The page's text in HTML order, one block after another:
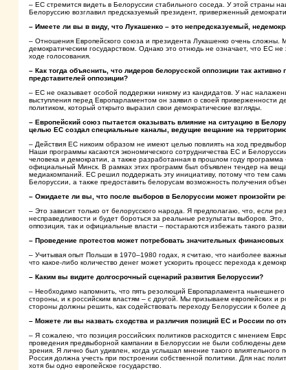
– ЕС стремится видеть в Белоруссии стабильного соседа. У этой страны
Белоруссию возглавил предсказуемый президент, приверженный
– Имеете ли вы в виду, что Лукашенко – это непредсказуемый,
– Отношения Европейского союза и президента Лукашенко очень
демократическим государством. Однако это отнюдь не означает, что ЕС
ходе голосования.
– Как тогда объяснить, что лидеров белорусской оппозиции так
представителей оппозиции?
– ЕС не оказывает особой поддержки никому из кандидатов. У нас
выступления перед Европарламентом он заявил о своей приверженности
политиком, который открыто выразил свои демократические взгляды.
– Европейский союз пытается оказывать влияние на ситуацию в
целью ЕС создал специальные каналы, ведущие вещание на
– Действия ЕС никоим образом не имеют целью повлиять на ход
Наши программы касаются экономического сотрудничества ЕС и
человека и демократии, а также разработанная в прошлом году
официальный Минск. В рамках этих программ был объявлен тендер на
медиакомпаний. ЕС решил поддержать эту инициативу, потому что тем
Белоруссии, а также предоставить белорусам возможность получения
– Ожидаете ли вы, что после выборов в Белоруссии может произойти
– Это зависит только от белорусского народа. Я предполагаю, что, если
несправедливости и будет бороться за реальные результаты выборов.
оппозиция, так и официальные власти – постараются избежать такого
– Проведение протестов может потребовать значительных
– Учитывая опыт Польши в 1970–1980 годах, я считаю, что наиболее
что какое-либо количество денег может ускорить процесс перехода к
– Каким вы видите долгосрочный сценарий развития Белоруссии?
– Необходимо напомнить, что пять резолюций Европарламента
стороны, и к российским властям – с другой. Мы призываем европейских и
стороны должны решить, как содействовать переходу Белоруссии к более
– Можете ли вы назвать сходства и различия позиций ЕС и России по
– Я сожалею, что позиция российских политиков расходится с мнением
проведения предвыборной кампании в Белоруссии не были соблюдены
зрения. Я лично был удивлен, когда услышал мнение такого влиятельного
Россия должна учесть при построении собственной политики. Для нас
хотя бы одно европейское государство.